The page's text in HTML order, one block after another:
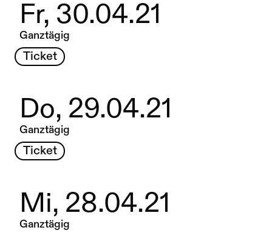
Fr, 30.04.21
Ganztägig
Ticket
Do, 29.04.21
Ganztägig
Ticket
Mi, 28.04.21
Ganztägig